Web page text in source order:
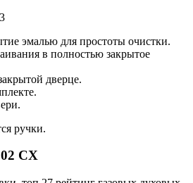
эмалью для простоты очистки.
в полностью закрытое
дверце.
ручки.
CX